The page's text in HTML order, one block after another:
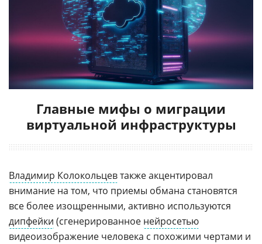
Главные мифы о миграции
виртуальной инфраструктуры
Владимир Колокольцевтакже акцентировал
внимание на том, что приемы обмана становятся
все более изощренными, активно используются
дипфейки (сгенерированное нейросетью
видеоизображение человека с похожими чертами и